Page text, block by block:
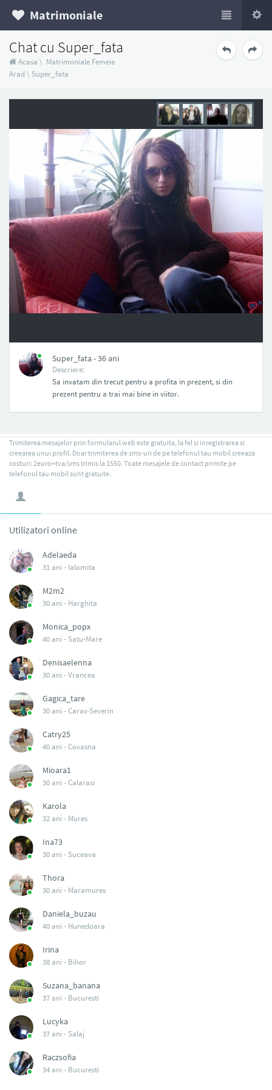
Matrimoniale
Chat cu Super_fata
Acasa \ Matrimoniale Femeie
Arad \ Super_fata
Super_fata - 36 ani
Descriere:
Sa invatam din trecut pentru a profita in prezent, si din
prezent pentru a trai mai bine in viitor.
Trimiterea mesajelor prin formularul web este gratuita, la fel si inregistrarea si
creearea unui profil. Doar trimiterea de sms-uri de pe telefonul tau mobil creeaza
costuri: 2euro+tva/sms trimis la 1550. Toate mesajele de contact primite pe
telefonul tau mobil sunt gratuite.
Utilizatori online
Adelaeda
31 ani - Ialomita
M2m2
30 ani - Harghita
Monica_popx
40 ani - Satu-Mare
Denisaelenna
30 ani -Vrancea
Gagica_tare
30 ani -Caras-Severin
Catry25
40 ani -Covasna
Mioara1
30 ani -Calarasi
Karola
32 ani - Mures
Ina73
30 ani - Suceava
Thora
30 ani - Maramures
Daniela_buzau
40 ani - Hunedoara
Irina
38 ani - Bihor
Suzana_banana
37 ani - Bucuresti
Lucyka
37 ani - Salaj
Raczsofia
34 ani - Bucuresti